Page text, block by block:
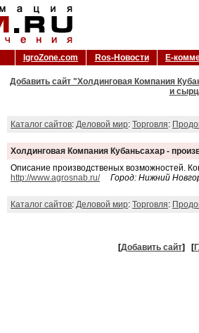
IgroZone.com Ros-Новости Е-
Добавить сайт "Холдинговая Компания
и
Каталог сайтов: Деловой мир: Торговля:
Холдинговая Компания Кубаньсахар -
Описание производственых возможностей.
http://www.agrosnab.ru/
Город: Нижний
Каталог сайтов: Деловой мир: Торговля:
[Добавить сайт] [